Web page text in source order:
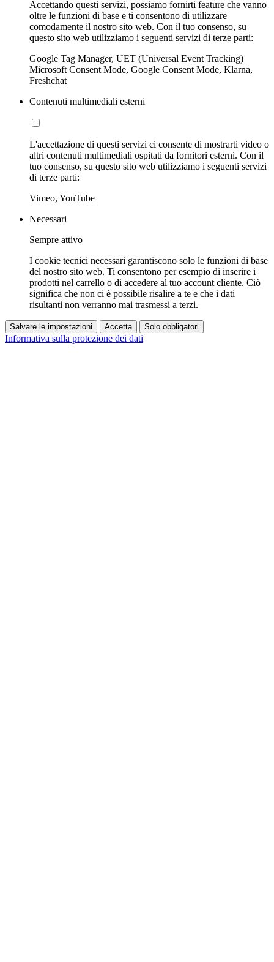
Accettando questi servizi, possiamo fornirti feature che vanno
oltre le funzioni di base e ti consentono di utilizzare
comodamente il nostro sito web. Con il tuo consenso, su
questo sito web utilizziamo i seguenti servizi di terze parti:
Google Tag Manager, UET (Universal Event Tracking)
Microsoft Consent Mode, Google Consent Mode, Klarna,
Freshchat
Contenuti multimediali esterni
L'accettazione di questi servizi ci consente di mostrarti video o
altri contenuti multimediali ospitati da fornitori esterni. Con il
tuo consenso, su questo sito web utilizziamo i seguenti servizi
di terze parti:
Vimeo, YouTube
Necessari
Sempre attivo
I cookie tecnici necessari garantiscono solo le funzioni di base
del nostro sito web. Ti consentono per esempio di inserire i
prodotti nel carrello o di accedere al tuo account cliente. Ciò
significa che non ci è possibile risalire a te e che i dati
risultanti non verranno mai trasmessi a terzi.
Salvare le impostazioni Accetta Solo obbligatori
Informativa sulla protezione dei dati